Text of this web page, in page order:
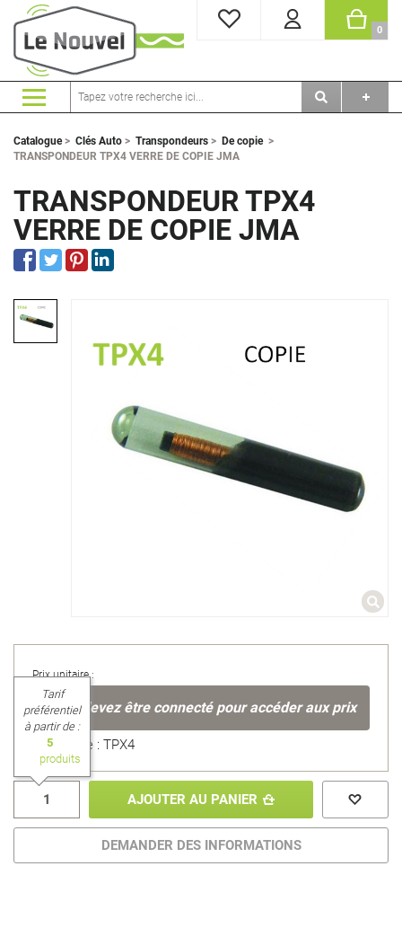
MES FAVORIS
0
Catalogue> Clés Auto > Transpondeurs > De copie>
TRANSPONDEUR TPX4 VERRE DE COPIE JMA
TRANSPONDEUR TPX4
VERRE DE COPIE JMA
Prix unitaire :
Vous devez être connecté pour accéder aux prix
Référence : TPX4
Tarif
préférentiel
à partir de :
5
produits
AJOUTER AU PANIER
DEMANDER DES INFORMATIONS